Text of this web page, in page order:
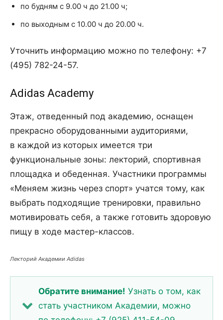
по будням с 9.00 ч до 21.00 ч;
по выходным с 10.00 ч до 20.00 ч.
Уточнить информацию можно по телефону: +7
(495) 782-24-57.
Adidas Academy
Этаж, отведенный под академию, оснащен
прекрасно оборудованными аудиториями,
в каждой из которых имеется три
функциональные зоны: лекторий, спортивная
площадка и обеденная. Участники программы
«Меняем жизнь через спорт» учатся тому, как
выбрать подходящие тренировки, правильно
мотивировать себя, а также готовить здоровую
пищу в ходе мастер-классов.
Лекторий Академии Adidas
Обратите внимание! Узнать о том, как
стать участником Академии, можно